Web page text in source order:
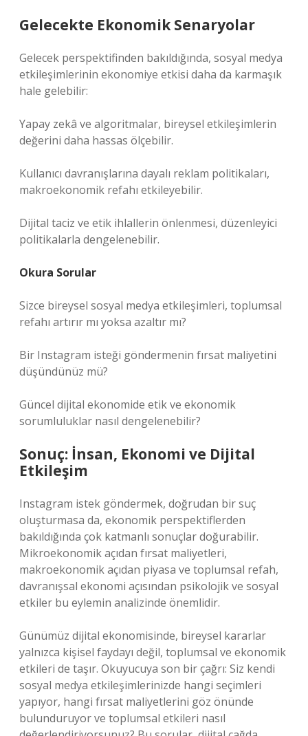
Gelecekte Ekonomik Senaryolar
Gelecek perspektifinden bakıldığında, sosyal medya
etkileşimlerinin ekonomiye etkisi daha da karmaşık
hale gelebilir:
Yapay zekâ ve algoritmalar, bireysel etkileşimlerin
değerini daha hassas ölçebilir.
Kullanıcı davranışlarına dayalı reklam politikaları,
makroekonomik refahı etkileyebilir.
Dijital taciz ve etik ihlallerin önlenmesi, düzenleyici
politikalarla dengelenebilir.
Okura Sorular
Sizce bireysel sosyal medya etkileşimleri, toplumsal
refahı artırır mı yoksa azaltır mı?
Bir Instagram isteği göndermenin fırsat maliyetini
düşündünüz mü?
Güncel dijital ekonomide etik ve ekonomik
sorumluluklar nasıl dengelenebilir?
Sonuç: İnsan, Ekonomi ve Dijital
Etkileşim
Instagram istek göndermek, doğrudan bir suç
oluşturmasa da, ekonomik perspektiflerden
bakıldığında çok katmanlı sonuçlar doğurabilir.
Mikroekonomik açıdan fırsat maliyetleri,
makroekonomik açıdan piyasa ve toplumsal refah,
davranışsal ekonomi açısından psikolojik ve sosyal
etkiler bu eylemin analizinde önemlidir.
Günümüz dijital ekonomisinde, bireysel kararlar
yalnızca kişisel faydayı değil, toplumsal ve ekonomik
etkileri de taşır. Okuyucuya son bir çağrı: Siz kendi
sosyal medya etkileşimlerinizde hangi seçimleri
yapıyor, hangi fırsat maliyetlerini göz önünde
bulunduruyor ve toplumsal etkileri nasıl